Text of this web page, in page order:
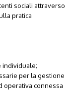
sociali attraverso
pratica
individuale;
per la gestione
operativa connessa